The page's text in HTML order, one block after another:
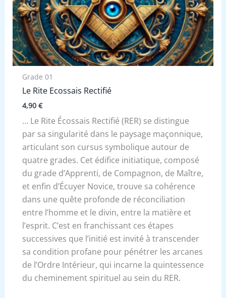
Grade 01
Le Rite Ecossais Rectifié
4,90 €
… Le Rite Écossais Rectifié (RER) se distingue
par sa singularité dans le paysage maçonnique,
articulant son cursus symbolique autour de
quatre grades. Cet édifice initiatique, composé
du grade d’Apprenti, de Compagnon, de Maître,
et enfin d’Écuyer Novice, trouve sa cohérence
dans une quête profonde de réconciliation
entre l’homme et le divin, entre la matière et
l’esprit. C’est en franchissant ces étapes
successives que l’initié est invité à transcender
sa condition profane pour pénétrer les arcanes
de l’Ordre Intérieur, qui incarne la quintessence
du cheminement spirituel au sein du RER.